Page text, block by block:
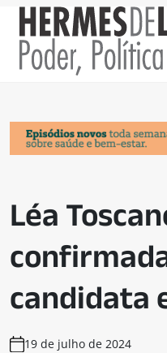
Léa
candidata
19 de julho de 2024